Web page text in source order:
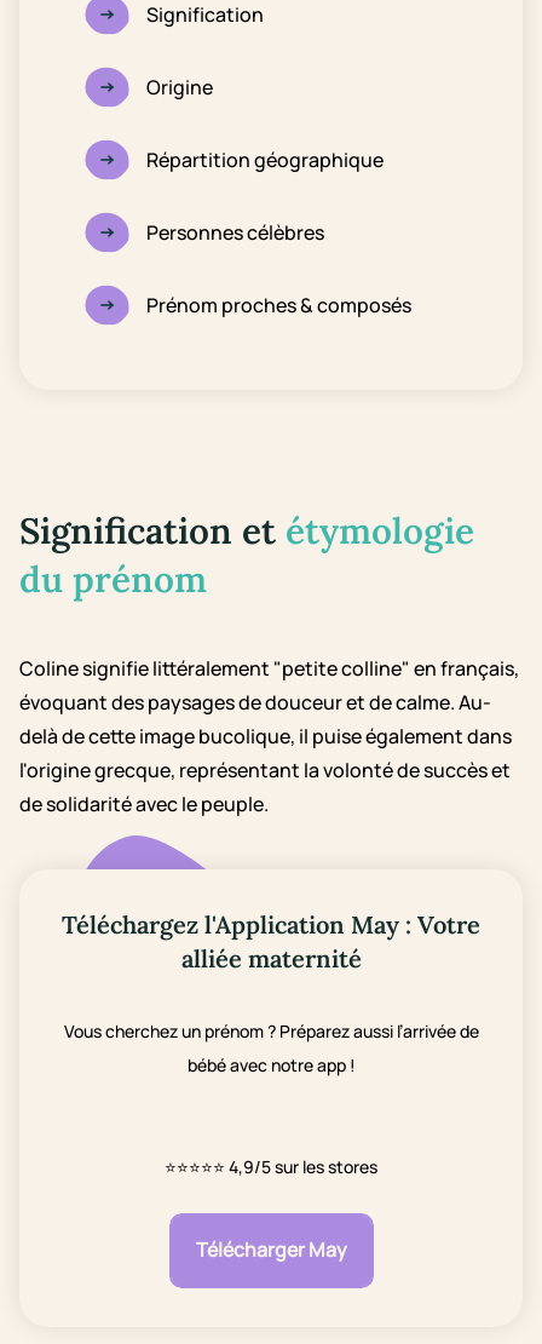
Signification
Origine
Répartition géographique
Personnes célèbres
Prénom proches & composés
Signification et étymologie
du prénom
Coline signifie littéralement "petite colline" en français,
évoquant des paysages de douceur et de calme. Au-
delà de cette image bucolique, il puise également dans
l'origine grecque, représentant la volonté de succès et
de solidarité avec le peuple.
Téléchargez l'Application May : Votre
alliée maternité
Vous cherchez un prénom ? Préparez aussi l’arrivée de
bébé avec notre app !
⭐⭐⭐⭐⭐ 4,9/5 sur les stores
Télécharger May